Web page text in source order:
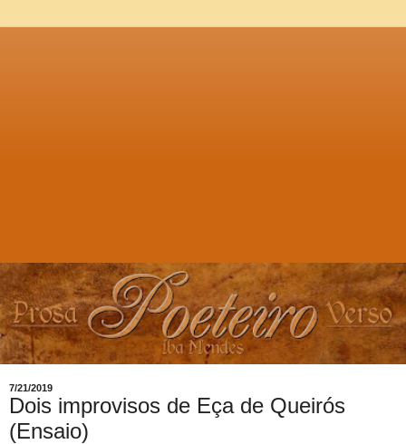
7/21/2019
Dois improvisos de Eça de Queirós
(Ensaio)